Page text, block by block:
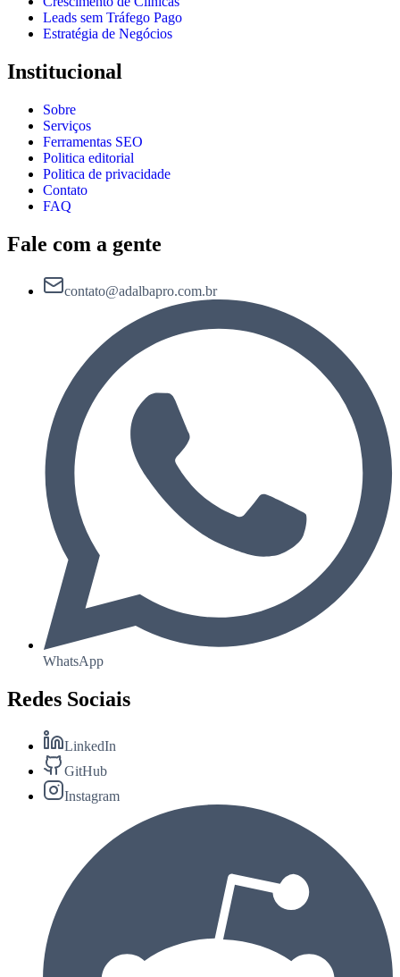
Leads sem Tráfego Pago
Estratégia de Negócios
Institucional
Sobre
Serviços
Ferramentas SEO
Politica editorial
Politica de privacidade
Contato
FAQ
Fale com a gente
contato@adalbapro.com.br
WhatsApp
Redes Sociais
LinkedIn
GitHub
Instagram